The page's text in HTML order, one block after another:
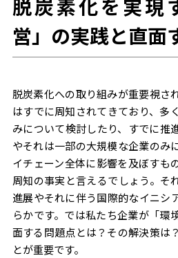
脱炭素化を実現
営」の実践と直面
脱炭素化への取り組みが重要視さ
はすでに周知されてきており、多
みについて検討したり、すでに推
やそれは一部の大規模な企業のみ
イチェーン全体に影響を及ぼすも
周知の事実と言えるでしょう。そ
進展やそれに伴う国際的なイニシ
らかです。では私たち企業が「環
面する問題点とは？その解決策は
とが重要です。